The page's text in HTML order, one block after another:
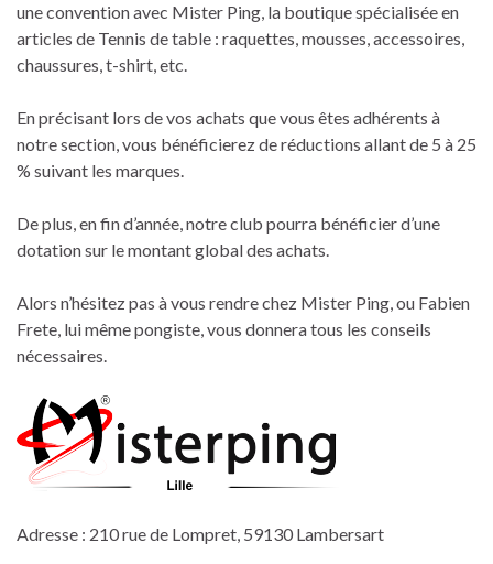
une convention avec Mister Ping, la boutique spécialisée en
articles de Tennis de table : raquettes, mousses, accessoires,
chaussures, t-shirt, etc.
En précisant lors de vos achats que vous êtes adhérents à
notre section, vous bénéficierez de réductions allant de 5 à 25
% suivant les marques.
De plus, en fin d’année, notre club pourra bénéficier d’une
dotation sur le montant global des achats.
Alors n’hésitez pas à vous rendre chez Mister Ping, ou Fabien
Frete, lui même pongiste, vous donnera tous les conseils
nécessaires.
Adresse : 210 rue de Lompret, 59130 Lambersart